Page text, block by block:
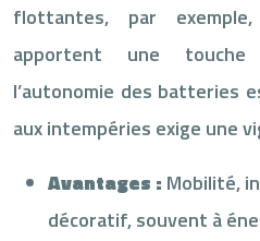
flottantes, par
apportent une touche
l’autonomie des batteries
aux intempéries exige une
Avantages : Mobilité,
décoratif, souvent à